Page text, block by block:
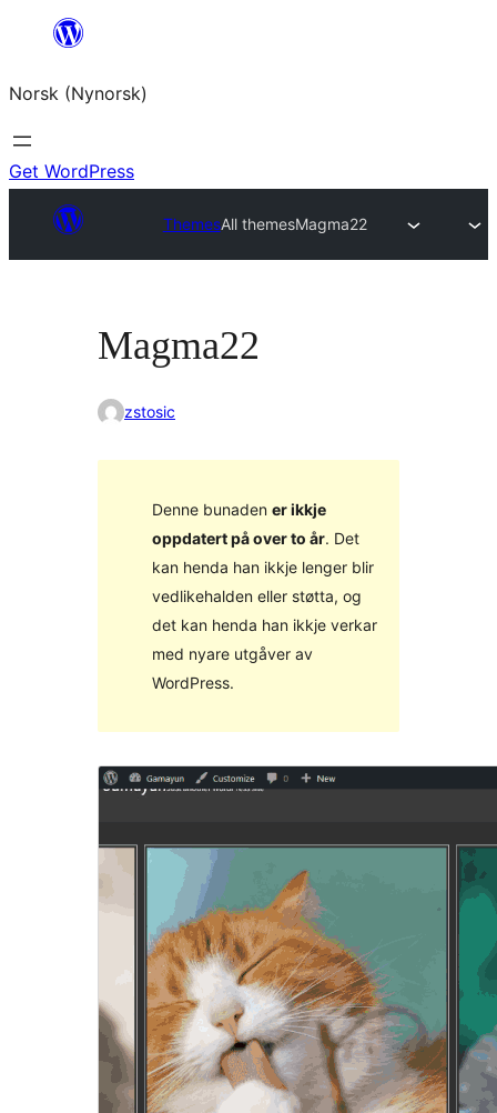
content
Norsk (Nynorsk)
Get WordPress
ThemesAll themesMagma22
Magma22
zstosic
Denne bunaden er ikkje
oppdatert på over to år. Det
kan henda han ikkje lenger blir
vedlikehalden eller støtta, og
det kan henda han ikkje verkar
med nyare utgåver av
WordPress.